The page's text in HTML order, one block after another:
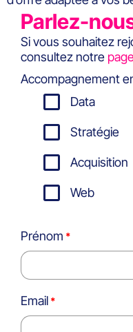
Parlez-
Si vous souhaitez
consultez notre
Accompagnement
Data
Stratégie
Acquisition
Web
Prénom
Email